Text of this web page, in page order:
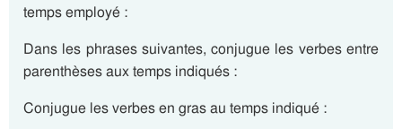
temps employé :
Dans les phrases suivantes, conjugue les verbes entre
parenthèses aux temps indiqués :
Conjugue les verbes en gras au temps indiqué :